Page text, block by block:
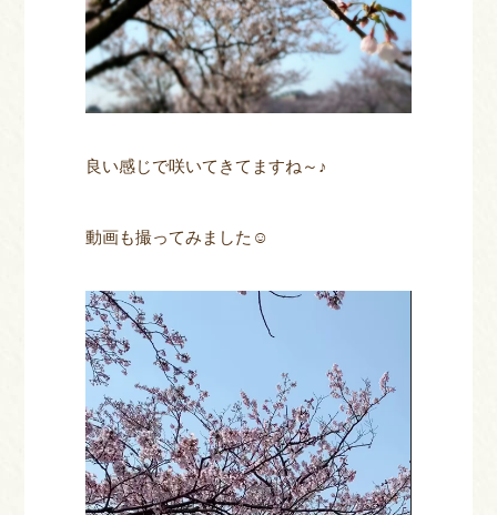
良い感じで咲いてきてますね～♪
動画も撮ってみました☺
動
画
プ
レ
ー
ヤ